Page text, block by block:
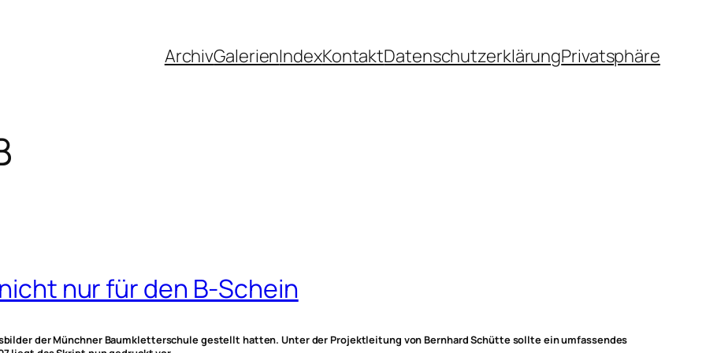
ArchivGalerienIndexKontaktDatenschutzerklärungPrivatsphäre
nur für den B-Schein
der Münchner Baumkletterschule gestellt hatten. Unter der Projektleitung von Bernhard Schütte sollte ein umfassendes